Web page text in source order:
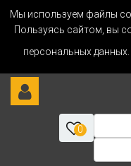
Мы используем файлы
Пользуясь сайтом, вы
персональных данных.
0